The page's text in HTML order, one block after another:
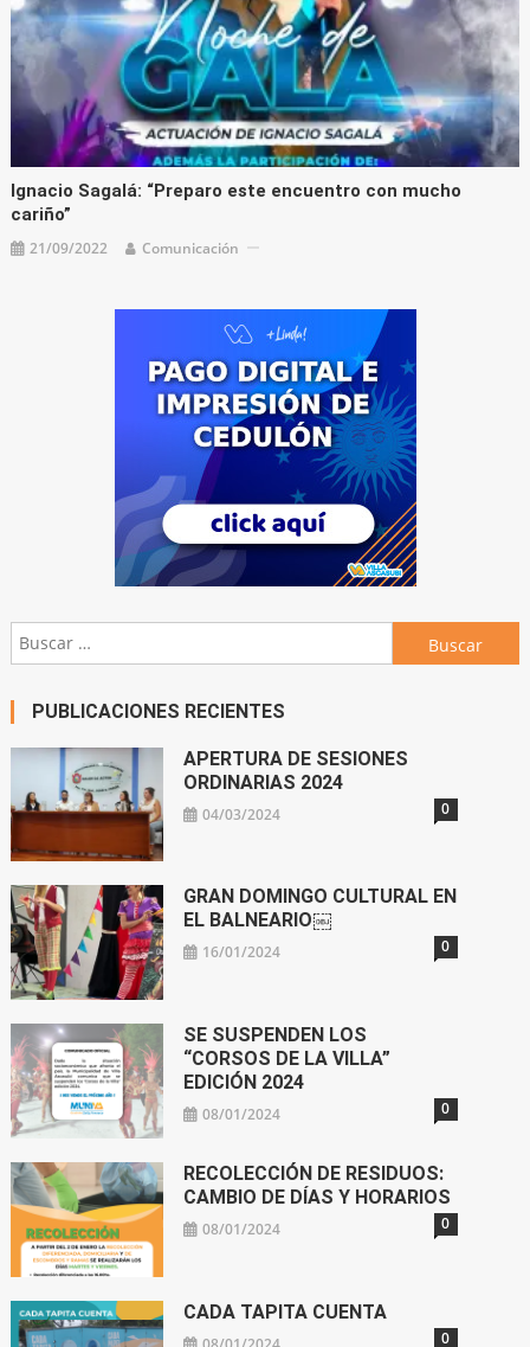
Ignacio Sagalá: “Preparo este encuentro con mucho
cariño”
21/09/2022 Comunicación
Buscar:
PUBLICACIONES RECIENTES
APERTURA DE SESIONES
ORDINARIAS 2024
04/03/2024 0
GRAN DOMINGO CULTURAL EN
EL BALNEARIO￼
16/01/2024 0
SE SUSPENDEN LOS
“CORSOS DE LA VILLA”
EDICIÓN 2024
08/01/2024 0
RECOLECCIÓN DE RESIDUOS:
CAMBIO DE DÍAS Y HORARIOS
08/01/2024 0
CADA TAPITA CUENTA
0